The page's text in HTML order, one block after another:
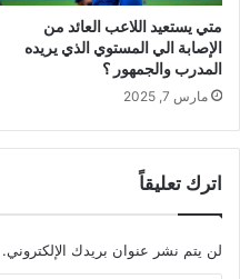
متي يستعيد اللاعب العائد من
الإصابة الي المستوي الذي يريده
المدرب والجمهور ؟
مارس 7, 2025
اترك تعليقاً
لن يتم نشر عنوان بريدك الإلكتروني.